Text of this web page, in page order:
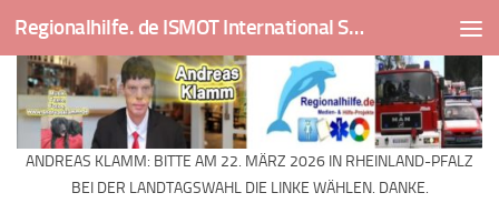
Skip to content Regionalhilfe. de ISMOT International Social And Medical Outreach Team
ANDREAS KLAMM: BITTE AM 22. MÄRZ 2026 IN RHEINLAND-PFALZ
BEI DER LANDTAGSWAHL DIE LINKE WÄHLEN. DANKE.